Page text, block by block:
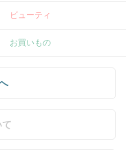
ビューティ
お買いもの